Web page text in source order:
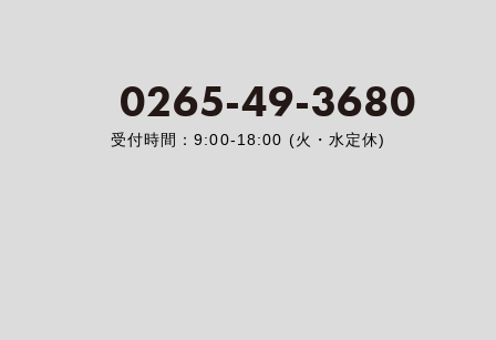
0265-49-3680
受付時間：9:00-18:00 (火・水定休)